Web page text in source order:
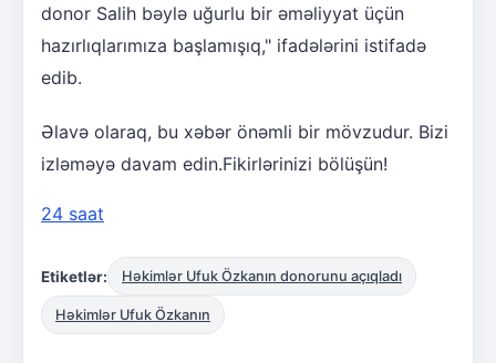
donor Salih bəylə uğurlu bir əməliyyat üçün
hazırlıqlarımıza başlamışıq," ifadələrini istifadə
edib.
Əlavə olaraq, bu xəbər önəmli bir mövzudur. Bizi
izləməyə davam edin.Fikirlərinizi bölüşün!
24 saat
Etiketlər: Həkimlər Ufuk Özkanın donorunu açıqladı
Həkimlər Ufuk Özkanın